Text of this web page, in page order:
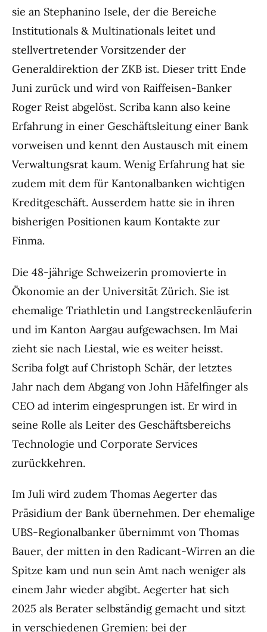
sie an Stephanino Isele, der die Bereiche
Institutionals & Multinationals leitet und
stellvertretender Vorsitzender der
Generaldirektion der ZKB ist. Dieser tritt Ende
Juni zurück und wird von Raiffeisen-Banker
Roger Reist abgelöst. Scriba kann also keine
Erfahrung in einer Geschäftsleitung einer Bank
vorweisen und kennt den Austausch mit einem
Verwaltungsrat kaum. Wenig Erfahrung hat sie
zudem mit dem für Kantonalbanken wichtigen
Kreditgeschäft. Ausserdem hatte sie in ihren
bisherigen Positionen kaum Kontakte zur
Finma.
Die 48-jährige Schweizerin promovierte in
Ökonomie an der Universität Zürich. Sie ist
ehemalige Triathletin und Langstreckenläuferin
und im Kanton Aargau aufgewachsen. Im Mai
zieht sie nach Liestal, wie es weiter heisst.
Scriba folgt auf Christoph Schär, der letztes
Jahr nach dem Abgang von John Häfelfinger als
CEO ad interim eingesprungen ist. Er wird in
seine Rolle als Leiter des Geschäftsbereichs
Technologie und Corporate Services
zurückkehren.
Im Juli wird zudem Thomas Aegerter das
Präsidium der Bank übernehmen. Der ehemalige
UBS-Regionalbanker übernimmt von Thomas
Bauer, der mitten in den Radicant-Wirren an die
Spitze kam und nun sein Amt nach weniger als
einem Jahr wieder abgibt. Aegerter hat sich
2025 als Berater selbständig gemacht und sitzt
in verschiedenen Gremien: bei der